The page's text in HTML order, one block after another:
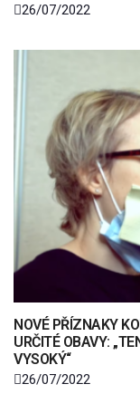
26/07/2022
NOVÉ PŘÍZNAKY
URČITÉ OBAVY:
VYSOKÝ“
26/07/2022